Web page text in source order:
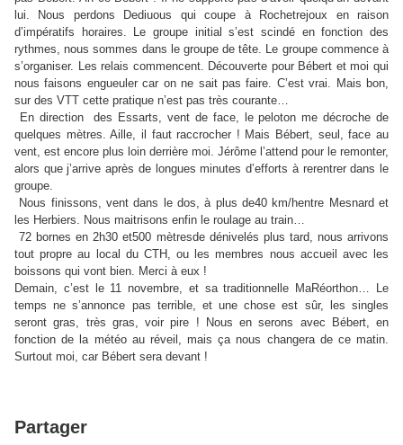
lui. Nous perdons Dediuous qui coupe à Rochetrejoux en raison
d’impératifs horaires. Le groupe initial s’est scindé en fonction des
rythmes, nous sommes dans le groupe de tête. Le groupe commence à
s’organiser. Les relais commencent. Découverte pour Bébert et moi qui
nous faisons engueuler car on ne sait pas faire. C’est vrai. Mais bon,
sur des VTT cette pratique n’est pas très courante…
En direction des Essarts, vent de face, le peloton me décroche de
quelques mètres. Aille, il faut raccrocher ! Mais Bébert, seul, face au
vent, est encore plus loin derrière moi. Jérôme l’attend pour le remonter,
alors que j’arrive après de longues minutes d’efforts à rerentrer dans le
groupe.
Nous finissons, vent dans le dos, à plus de40 km/hentre Mesnard et
les Herbiers. Nous maitrisons enfin le roulage au train…
72 bornes en 2h30 et500 mètresde dénivelés plus tard, nous arrivons
tout propre au local du CTH, ou les membres nous accueil avec les
boissons qui vont bien. Merci à eux !
Demain, c’est le 11 novembre, et sa traditionnelle MaRéorthon… Le
temps ne s’annonce pas terrible, et une chose est sûr, les singles
seront gras, très gras, voir pire ! Nous en serons avec Bébert, en
fonction de la météo au réveil, mais ça nous changera de ce matin.
Surtout moi, car Bébert sera devant !
Partager